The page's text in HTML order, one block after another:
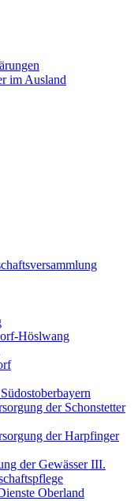
im Ausland
Höslwang
der Schonstetter
der Harpfinger
der Gewässer III.
Oberland